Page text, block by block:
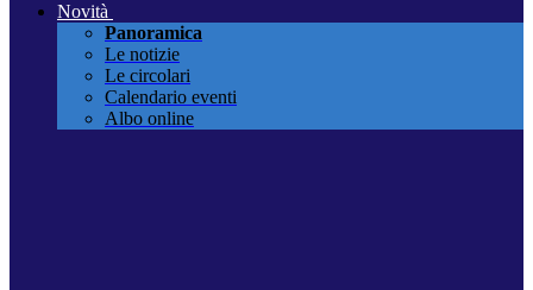
Novità
Panoramica
Le notizie
Le circolari
Calendario eventi
Albo online